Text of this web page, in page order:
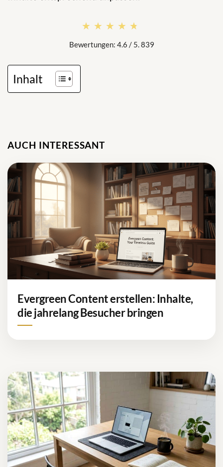
★★★★★
★★★★★
Bewertungen: 4.6 / 5. 839
Inhalt
AUCH INTERESSANT
Evergreen Content erstellen: Inhalte,
die jahrelang Besucher bringen